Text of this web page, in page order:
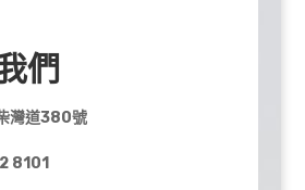
們
灣道380號
8101